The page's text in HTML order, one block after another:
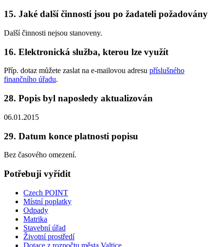
15. Jaké další činnosti jsou po žadateli požadovány
Další činnosti nejsou stanoveny.
16. Elektronická služba, kterou lze využít
Příp. dotaz můžete zaslat na e-mailovou adresu příslušného
finančního úřadu.
28. Popis byl naposledy aktualizován
06.01.2015
29. Datum konce platnosti popisu
Bez časového omezení.
Potřebuji vyřídit
Czech POINT
Místní poplatky
Odpady
Matrika
Stavební úřad
Životní prostředí
Dotace z rozpočtu města Valtice